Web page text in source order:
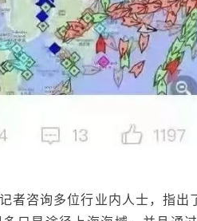
者咨询多位行业内人士，指